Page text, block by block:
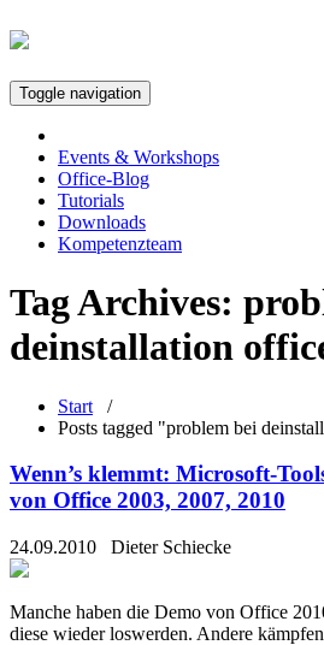
Toggle navigation
Events & Workshops
Office-Blog
Tutorials
Downloads
Kompetenzteam
Tag Archives:
deinstallation
Start /
Posts tagged "problem bei
Wenn’s klemmt: Microsoft-
von Office 2003, 2007, 2010
24.09.2010 Dieter Schiecke
Manche haben die Demo von Office
diese wieder loswerden. Andere